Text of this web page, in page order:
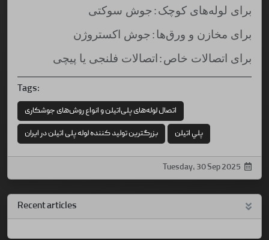
برای لوله‌های کوچک:جوش سوکتی
برای مخازن و ورق‌ها:جوش اکستروژن
برای اتصالات خاص: اتصالات فلنجی یا پیچی
Tags:
اتصال لوله‌های پلی‌اتیلن و انواع روش‌های جوشکاری
بزرگترین تولید کننده لوله پلی اتیلن در ايران
پلي اتيلن
Tuesday, 30 Sep 2025
Recent articles